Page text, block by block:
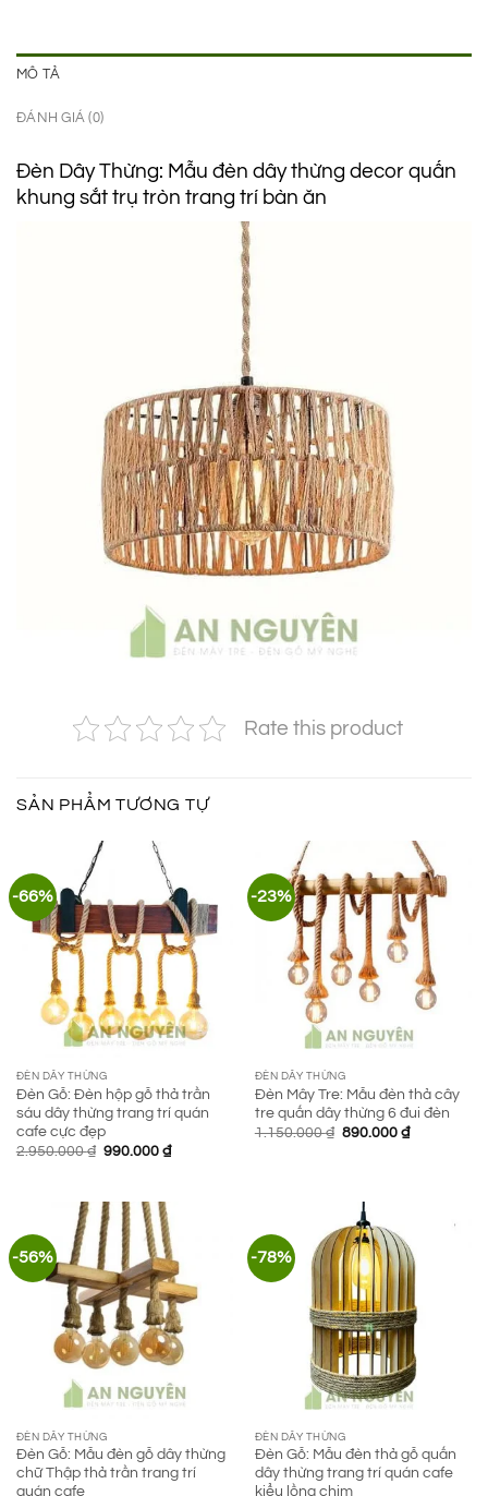
MÔ TẢ
ĐÁNH GIÁ (0)
Đèn Dây Thừng: Mẫu đèn dây thừng decor quấn
khung sắt trụ tròn trang trí bàn ăn
Rate this product
SẢN PHẨM TƯƠNG TỰ
-66%
ĐÈN DÂY THỪNG
Đèn Gỗ: Đèn hộp gỗ thả trần
sáu dây thừng trang trí quán
cafe cực đẹp
2.950.000₫ Giá
990.000 ₫Giá
-23%
ĐÈN DÂY THỪNG
Đèn Mây Tre: Mẫu đèn thả cây
tre quấn dây thừng 6 đui đèn
1.150.000₫ Giá
890.000 ₫Giá
-56%
ĐÈN DÂY THỪNG
Đèn Gỗ: Mẫu đèn gỗ dây thừng
chữ Thập thả trần trang trí
quán cafe
-78%
ĐÈN DÂY THỪNG
Đèn Gỗ: Mẫu đèn thả gỗ quấn
dây thừng trang trí quán cafe
kiểu lồng chim